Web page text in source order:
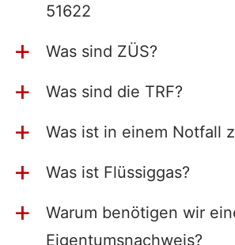
51622
a Was sind ZÜS?
a Was sind die TRF?
a Was ist in einem Notfall
a Was ist Flüssiggas?
a
Warum benötigen wir
Eigentumsnachweis?